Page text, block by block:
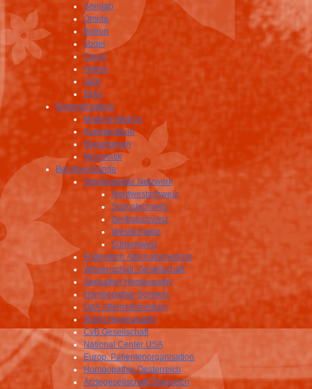
Serolab
Omida
Boiron
Vogel
Ceres
Helios
Jutzi
DHU
Repertorisation
Materia Medica
Kompendium
Repertorium
Miasmatik
Berufsverbände
Homöopathie Netzwerk
Nordwestschweiz
Südostschweiz
Zentralschweiz
Westschweiz
Südschweiz
Föderation Alternativmedizin
Wissenschatl. Gesellschaft
Sensation Homeopathy
Homöopathie Schweiz
OdA Alternativmedizin
World Homeopathy
CvB Gesellschaft
National Center USA
Europ. Patientenorganisation
Homöopathie Oesterreich
Ärztegesellschaft Österreich